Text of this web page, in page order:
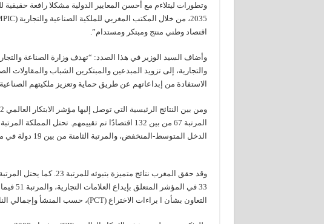
وتطورات ليتلاءم مع أحسن المعايير الدولية مشكلا رافعة حقيقية
اقتصاد وطني منتج ومبتكر ومستدام”.
وأضاف السيد الوزير في هذا الصدد: “تهدف وزارة الصناعة
والتجارية، إلى تزويد المبدعين والمبتكرين الشباب
الاستفادة من إبداعاتهم عن طريق حماية وتعزيز ملكيتهم
الدخل المتوسط-المنخفض، والمرتبة الثامنة من بين 19 دولة في منطقة الشرق الأوسط وشمال إفريقيا.
وقد حقق المغرب نتائج
33 في
التعاون بشأن ا براءات الاختراع (PCT)، حسب المنشأ وإجمالي الناتج الداخلي.